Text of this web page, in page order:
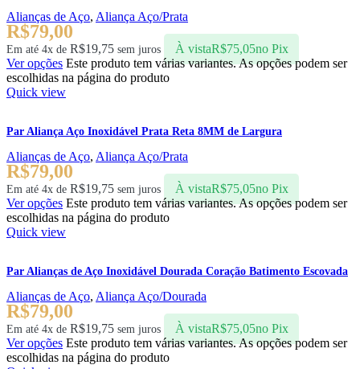
Alianças de Aço, Aliança Aço/Prata
R$79,00
Em até 4x de R$19,75 sem juros À vistaR$75,05no Pix
Ver opções Este produto tem várias variantes. As opções podem ser
escolhidas na página do produto
Quick view
Par Aliança Aço Inoxidável Prata Reta 8MM de Largura
Alianças de Aço, Aliança Aço/Prata
R$79,00
Em até 4x de R$19,75 sem juros À vistaR$75,05no Pix
Ver opções Este produto tem várias variantes. As opções podem ser
escolhidas na página do produto
Quick view
Par Alianças de Aço Inoxidável Dourada Coração Batimento Escovada
Alianças de Aço, Aliança Aço/Dourada
R$79,00
Em até 4x de R$19,75 sem juros À vistaR$75,05no Pix
Ver opções Este produto tem várias variantes. As opções podem ser
escolhidas na página do produto